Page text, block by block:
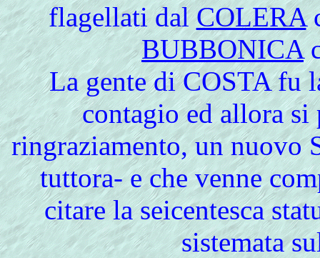
flagellati dalCOLERA
BUBBONICA
La gente di COSTA fu
contagio ed allora si
ringraziamento, un nuovo
tuttora- e che venne
citare la seicentesca
sistemata